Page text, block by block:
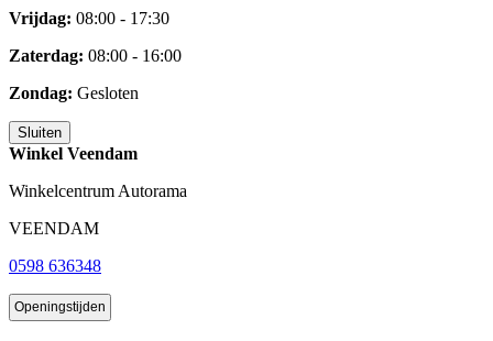
Vrijdag: 08:00 - 17:30
Zaterdag: 08:00 - 16:00
Zondag: Gesloten
Sluiten
Winkel Veendam
Winkelcentrum Autorama
VEENDAM
0598 636348
Openingstijden